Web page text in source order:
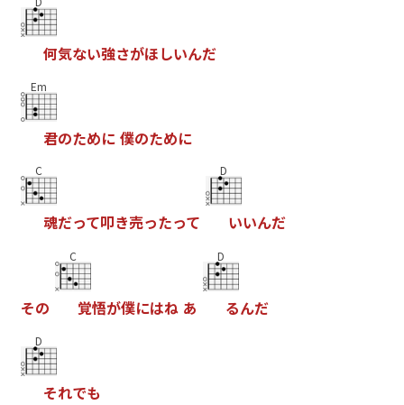
何気ない強さがほしいんだ
Em
君のために 僕のために
C
魂だって叩き売ったって
D
いいんだ
その
C
覚悟が僕にはね あ
D
るんだ
D
それでも